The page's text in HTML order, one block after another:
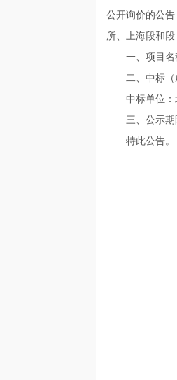
公开询价的公
所、上海段和
一、项目
二、中标（
中标单位
三、公示期
特此公告。